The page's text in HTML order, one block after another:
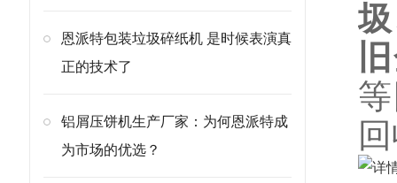
恩派特包装垃圾碎纸机 是时候表演真
正的技术了
铝屑压饼机生产厂家：为何恩派特成
为市场的优选？